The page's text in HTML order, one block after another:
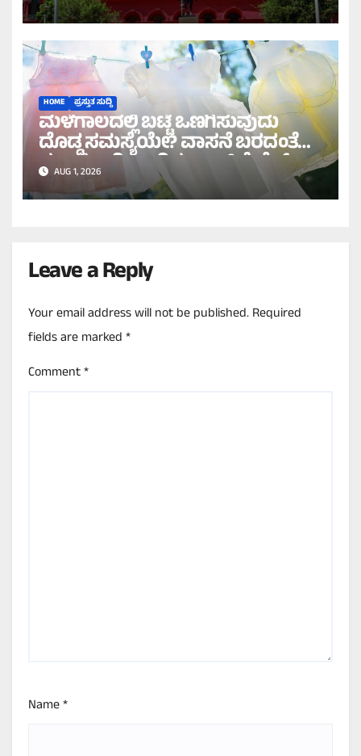
ಹೈಕೋರ್ಟ್ ಸೂಚನೆ!
HOME ಪ್ರಸ್ತುತ ಸುದ್ದಿ
ಮಳೆಗಾಲದಲ್ಲಿ ಬಟ್ಟೆ ಒಣಗಿಸುವುದು
ದೊಡ್ಡ ಸಮಸ್ಯೆಯೇ? ವಾಸನೆ ಬರದಂತೆ
ಸುಲಭವಾಗಿ ಒಣಗಿಸಲು ಇಲ್ಲಿವೆ ಬೆಸ್ಟ್
ಟಿಪ್ಸ್!
AUG 1, 2026
Leave a Reply
Your email address will not be published.Required
fields are marked*
Comment*
Name*